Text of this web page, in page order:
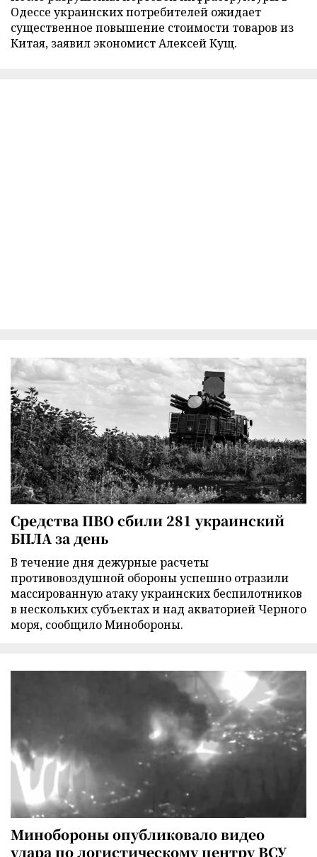
Одессе украинских потребителей ожидает
существенное повышение стоимости товаров из
Китая, заявил экономист Алексей Кущ.
Средства ПВО сбили 281 украинский
БПЛА за день
В течение дня дежурные расчеты
противовоздушной обороны успешно отразили
массированную атаку украинских беспилотников
в нескольких субъектах и над акваторией Черного
моря, сообщило Минобороны.
Минобороны опубликовало видео
удара по логистическому центру ВСУ